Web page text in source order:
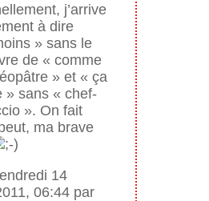
j’arrive
à dire
» sans le
de « comme
» et « ça
» sans « chef-
». On fait
ma brave
14
06:44 par